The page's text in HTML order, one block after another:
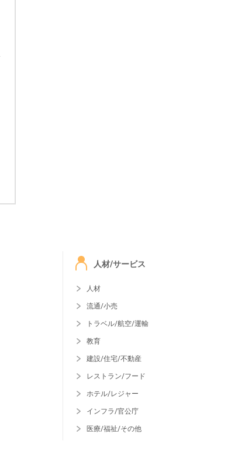
人材/サービス
人材
流通/小売
トラベル/航空/運輸
教育
建設/住宅/不動産
レストラン/フード
ホテル/レジャー
インフラ/官公庁
医療/福祉/その他